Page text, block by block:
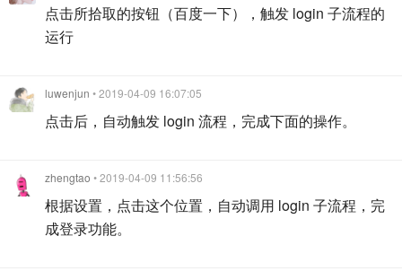
点击所拾取的按钮（百度一下），触发 login 子流程的
运行
luwenjun • 2019-04-09 16:07:05
点击后，自动触发 login 流程，完成下面的操作。
zhengtao • 2019-04-09 11:56:56
根据设置，点击这个位置，自动调用 login 子流程，完
成登录功能。